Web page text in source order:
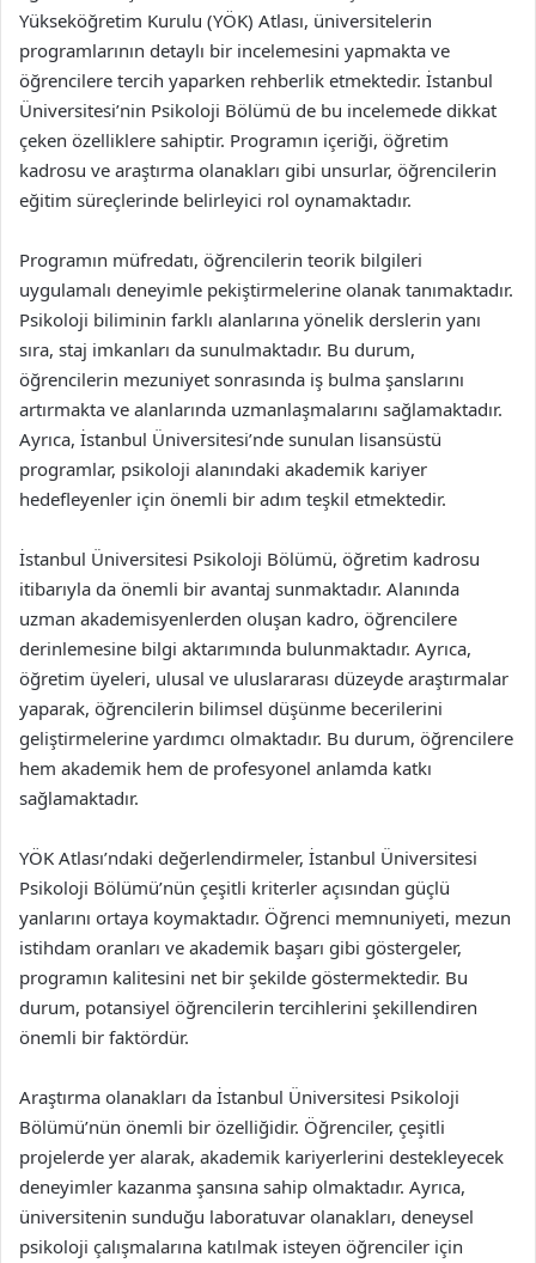
Yükseköğretim Kurulu (YÖK) Atlası, üniversitelerin
programlarının detaylı bir incelemesini yapmakta ve
öğrencilere tercih yaparken rehberlik etmektedir. İstanbul
Üniversitesi’nin Psikoloji Bölümü de bu incelemede dikkat
çeken özelliklere sahiptir. Programın içeriği, öğretim
kadrosu ve araştırma olanakları gibi unsurlar, öğrencilerin
eğitim süreçlerinde belirleyici rol oynamaktadır.
Programın müfredatı, öğrencilerin teorik bilgileri
uygulamalı deneyimle pekiştirmelerine olanak tanımaktadır.
Psikoloji biliminin farklı alanlarına yönelik derslerin yanı
sıra, staj imkanları da sunulmaktadır. Bu durum,
öğrencilerin mezuniyet sonrasında iş bulma şanslarını
artırmakta ve alanlarında uzmanlaşmalarını sağlamaktadır.
Ayrıca, İstanbul Üniversitesi’nde sunulan lisansüstü
programlar, psikoloji alanındaki akademik kariyer
hedefleyenler için önemli bir adım teşkil etmektedir.
İstanbul Üniversitesi Psikoloji Bölümü, öğretim kadrosu
itibarıyla da önemli bir avantaj sunmaktadır. Alanında
uzman akademisyenlerden oluşan kadro, öğrencilere
derinlemesine bilgi aktarımında bulunmaktadır. Ayrıca,
öğretim üyeleri, ulusal ve uluslararası düzeyde araştırmalar
yaparak, öğrencilerin bilimsel düşünme becerilerini
geliştirmelerine yardımcı olmaktadır. Bu durum, öğrencilere
hem akademik hem de profesyonel anlamda katkı
sağlamaktadır.
YÖK Atlası’ndaki değerlendirmeler, İstanbul Üniversitesi
Psikoloji Bölümü’nün çeşitli kriterler açısından güçlü
yanlarını ortaya koymaktadır. Öğrenci memnuniyeti, mezun
istihdam oranları ve akademik başarı gibi göstergeler,
programın kalitesini net bir şekilde göstermektedir. Bu
durum, potansiyel öğrencilerin tercihlerini şekillendiren
önemli bir faktördür.
Araştırma olanakları da İstanbul Üniversitesi Psikoloji
Bölümü’nün önemli bir özelliğidir. Öğrenciler, çeşitli
projelerde yer alarak, akademik kariyerlerini destekleyecek
deneyimler kazanma şansına sahip olmaktadır. Ayrıca,
üniversitenin sunduğu laboratuvar olanakları, deneysel
psikoloji çalışmalarına katılmak isteyen öğrenciler için